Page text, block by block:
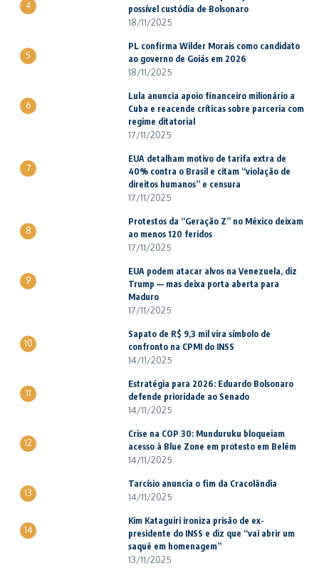
4
possível custódia de Bolsonaro
18/11/2025
5
PL confirma Wilder Morais como candidato
ao governo de Goiás em 2026
18/11/2025
6
Lula anuncia apoio financeiro milionário a
Cuba e reacende críticas sobre parceria com
regime ditatorial
17/11/2025
7
EUA detalham motivo de tarifa extra de
40% contra o Brasil e citam “violação de
direitos humanos” e censura
17/11/2025
8
Protestos da “Geração Z” no México deixam
ao menos 120 feridos
17/11/2025
9
EUA podem atacar alvos na Venezuela, diz
Trump — mas deixa porta aberta para
Maduro
17/11/2025
10
Sapato de R$ 9,3 mil vira símbolo de
confronto na CPMI do INSS
14/11/2025
11
Estratégia para 2026: Eduardo Bolsonaro
defende prioridade ao Senado
14/11/2025
12
Crise na COP 30: Munduruku bloqueiam
acesso à Blue Zone em protesto em Belém
14/11/2025
13
Tarcísio anuncia o fim da Cracolândia
14/11/2025
14
Kim Kataguiri ironiza prisão de ex-
presidente do INSS e diz que “vai abrir um
saquê em homenagem”
13/11/2025